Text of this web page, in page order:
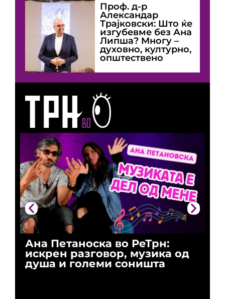
Ана Петаноска во РеТрн:
искрен разговор, музика од
душа и големи соништа
Проф. д-р
Александар
Трајковски: Што ќе
изгубевме без Ана
Липша? Многу –
духовно, културно,
општествено